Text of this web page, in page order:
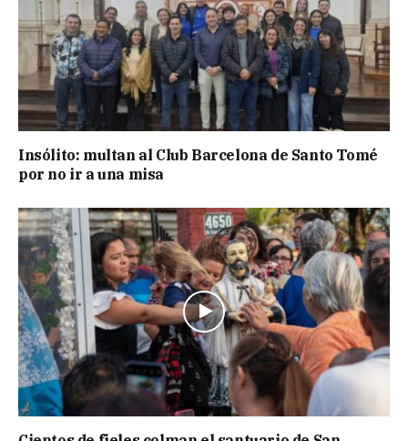
Insólito: multan al Club Barcelona de Santo Tomé
por no ir a una misa